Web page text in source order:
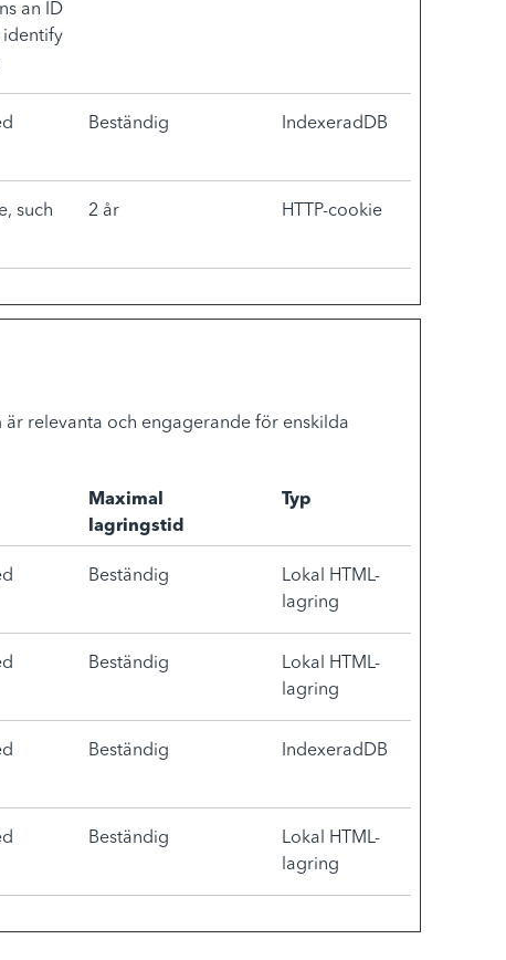
an ID
identify
Beständig IndexeradDB
such
2 år HTTP-cookie
relevanta och engagerande för enskilda
Maximal
lagringstid
Typ
Beständig
Lokal HTML-
lagring
Beständig
Lokal HTML-
lagring
Beständig IndexeradDB
Beständig
Lokal HTML-
lagring